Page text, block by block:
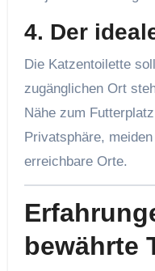
4. Der
Die Katzentoilette
zugänglichen Ort
Nähe zum
Privatsphäre,
erreichbare Orte.
bewährte